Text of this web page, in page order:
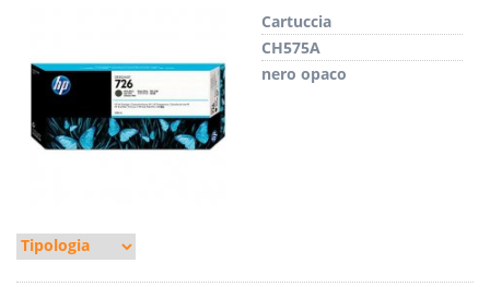
Cartuccia
CH575A
nero opaco